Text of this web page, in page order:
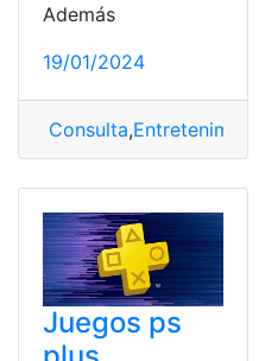
Además
19/01/2024
Consulta,Entretenimiento
Juegos ps